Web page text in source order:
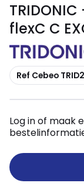
flexC C
Kopiëren
Ref Cebeo
Log in of maak